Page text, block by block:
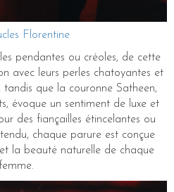
Florentine
pendantes ou créoles, de cette
avec leurs perles chatoyantes et
tandis que la couronne Satheen,
évoque un sentiment de luxe et
des fiançailles étincelantes ou
chaque parure est conçue
la beauté naturelle de chaque
femme.